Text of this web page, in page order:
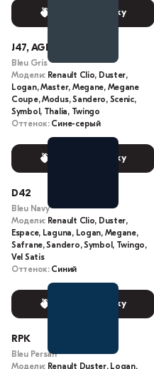
Выбрать краску
J47, AGR, TEJ47
Bleu Gris
Модели: Renault Clio, Duster,
Logan, Master, Megane, Megane
Coupe, Modus, Sandero, Scenic,
Symbol, Thalia, Twingo
Оттенок: Сине-серый
Выбрать краску
D42
Bleu Navy
Модели: Renault Clio, Duster,
Espace, Laguna, Logan, Megane,
Safrane, Sandero, Symbol, Twingo,
Vel Satis
Оттенок: Синий
Выбрать краску
RPK
Bleu Persan
Модели: Renault Duster, Logan,